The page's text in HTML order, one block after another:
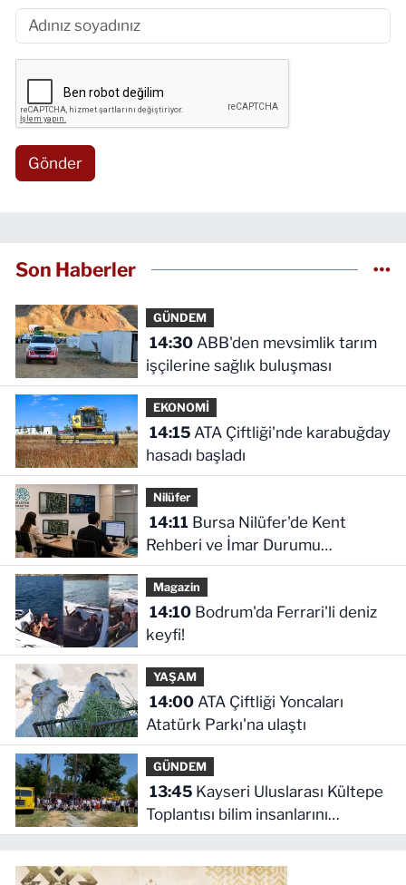
Gönder
Son Haberler
GÜNDEM
14:30ABB'den mevsimlik tarım
işçilerine sağlık buluşması
EKONOMİ
14:15ATA Çiftliği'nde karabuğday
hasadı başladı
Nilüfer
14:11
Rehberi ve İmar Durumu
Sorgulama yenilendi
Magazin
14:10Bodrum'da Ferrari'li deniz
keyfi!
YAŞAM
14:00ATA Çiftliği Yoncaları
Atatürk Parkı'na ulaştı
GÜNDEM
13:45Kayseri Uluslarası Kültepe
Toplantısı bilim insanlarını
buluşturdu